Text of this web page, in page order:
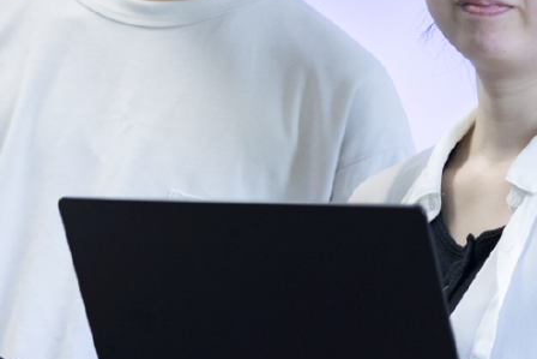
データサイエンス学科とは？
めざせる資格・免許